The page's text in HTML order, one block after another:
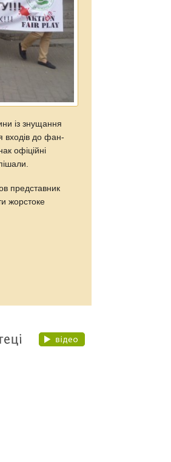
із знущання
входів до фан-
офіційні
представник
жорстоке